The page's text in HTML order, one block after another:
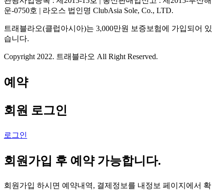
대표 : 김봉환 | 클럽아시아 | 사업자등록번호 : 617-35-78292 |
관광사업등록 : 제2015-15호 | 통신판매업신고 : 제2015-부산해
운-0750호 | 라오스 법인명 ClubAsia Sole, Co., LTD.
트래블라오(클럽아시아)는 3,000만원 보증보험에 가입되어 있
습니다.
Copyright 2022. 트래블라오 All Right Reserved.
예약
회원 로그인
로그인
회원가입 후 예약 가능합니다.